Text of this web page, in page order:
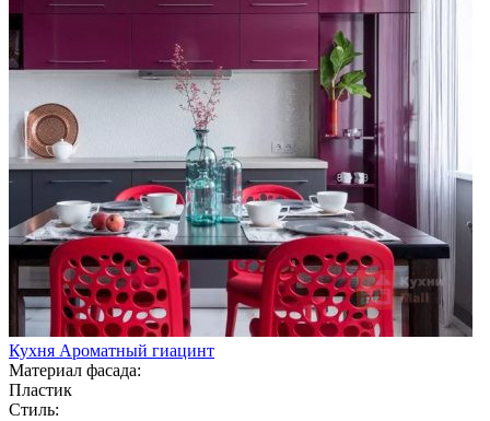
Кухня Ароматный гиацинт
Материал фасада:
Пластик
Стиль: